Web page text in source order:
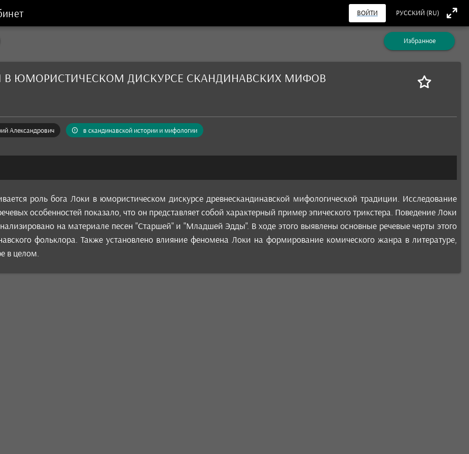
ВОЙТИ РУССКИЙ (RU)
Избранное
В ЮМОРИСТИЧЕСКОМ ДИСКУРСЕ СКАНДИНАВСКИХ МИФОВ
Александрович в скандинавской истории и мифологии
роль бога Локи в юмористическом дискурсе древнескандинавской мифологической традиции. Исследование
особенностей показало, что он представляет собой характерный пример эпического трикстера. Поведение Локи
на материале песен "Старшей" и "Младшей Эдды". В ходе этого выявлены основные речевые черты этого
фольклора. Также установлено влияние феномена Локи на формирование комического жанра в литературе,
в целом.